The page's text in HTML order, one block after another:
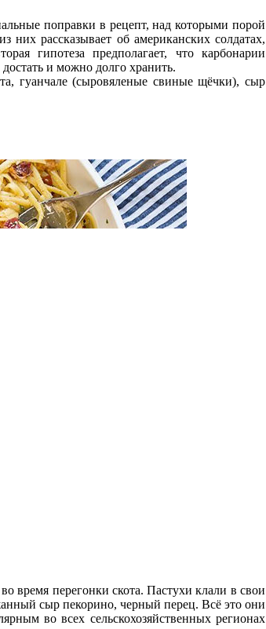
поправки в рецепт, над которыми порой
рассказывает об американских солдатах,
гипотеза предполагает, что карбонарии
и можно долго хранить.
гуанчале (сыровяленые свиные щёчки), сыр
время перегонки скота. Пастухи клали в свои
сыр пекорино, черный перец. Всё это они
во всех сельскохозяйственных регионах